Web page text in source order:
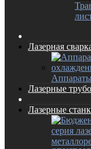
Лазерная
Лазерные
Лазерные